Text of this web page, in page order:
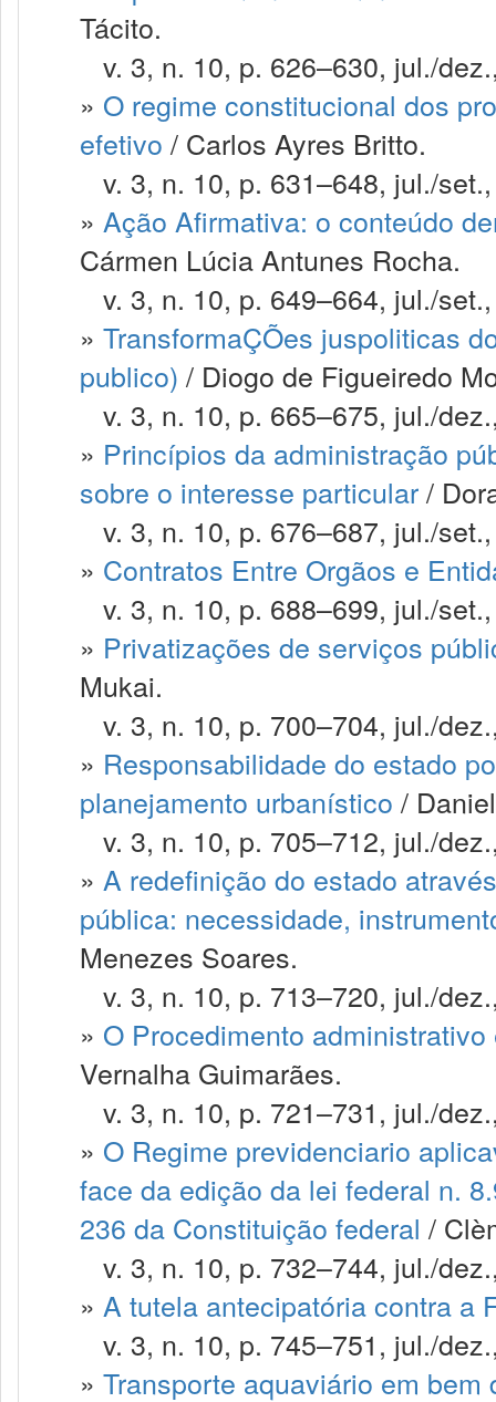
Tácito.
v. 3, n. 10, p. 626–630, jul./
» O regime constitucional dos
efetivo / Carlos Ayres Britto.
v. 3, n. 10, p. 631–648, jul./
» Ação Afirmativa: o conteúdo
Cármen Lúcia Antunes Rocha.
v. 3, n. 10, p. 649–664, jul./
» TransformaÇÕes juspoliticas
publico) / Diogo de Figueiredo
v. 3, n. 10, p. 665–675, jul./
» Princípios da administração
sobre o interesse particular/
v. 3, n. 10, p. 676–687, jul./
» Contratos Entre Orgãos e
v. 3, n. 10, p. 688–699, jul./
» Privatizações de serviços
Mukai.
v. 3, n. 10, p. 700–704, jul./
» Responsabilidade do estado
planejamento urbanístico /
v. 3, n. 10, p. 705–712, jul./
» A redefinição do estado
pública: necessidade,
Menezes Soares.
v. 3, n. 10, p. 713–720, jul./
» O Procedimento
Vernalha Guimarães.
v. 3, n. 10, p. 721–731, jul./
» O Regime previdenciario
face da edição da lei federal n.
236 da Constituição federal /
v. 3, n. 10, p. 732–744, jul./
» A tutela antecipatória contra a
v. 3, n. 10, p. 745–751, jul./
» Transporte aquaviário em